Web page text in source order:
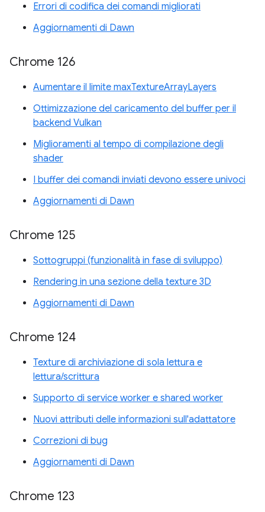
Errori di codifica dei comandi migliorati
Aggiornamenti di Dawn
Chrome 126
Aumentare il limite maxTextureArrayLayers
Ottimizzazione del caricamento del buffer per il
backend Vulkan
Miglioramenti al tempo di compilazione degli
shader
I buffer dei comandi inviati devono essere univoci
Aggiornamenti di Dawn
Chrome 125
Sottogruppi (funzionalità in fase di sviluppo)
Rendering in una sezione della texture 3D
Aggiornamenti di Dawn
Chrome 124
Texture di archiviazione di sola lettura e
lettura/scrittura
Supporto di service worker e shared worker
Nuovi attributi delle informazioni sull'adattatore
Correzioni di bug
Aggiornamenti di Dawn
Chrome 123